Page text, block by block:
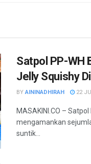
Satpol PP-WH
Jelly Squishy
BY AININADHIRAH 22
MASAKINI.CO –
mengamankan
suntik...